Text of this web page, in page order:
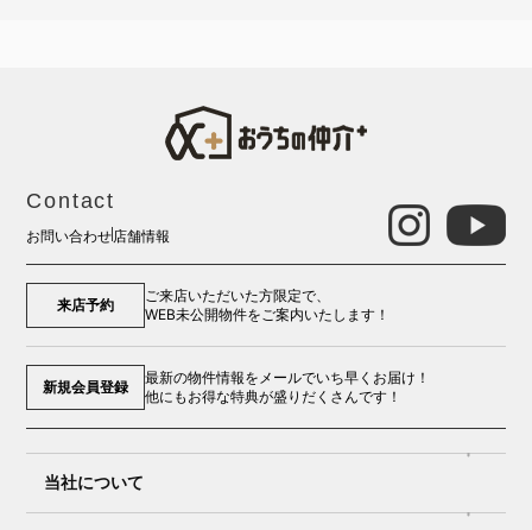
Contact
お問い合わせ店舗情報
来店予約
ご来店いただいた方限定で、
WEB未公開物件をご案内いたします！
新規会員登録
最新の物件情報をメールでいち早くお届け！
他にもお得な特典が盛りだくさんです！
当社について